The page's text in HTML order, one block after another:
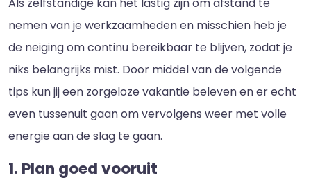
nemen van je werkzaamheden en misschien heb je
de neiging om continu bereikbaar te blijven, zodat je
niks belangrijks mist. Door middel van de volgende
tips kun jij een zorgeloze vakantie beleven en er echt
even tussenuit gaan om vervolgens weer met volle
energie aan de slag te gaan.
1. Plan goed vooruit